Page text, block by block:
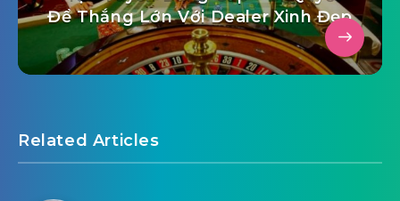
Để Thắng Lớn Với Dealer Xinh Đẹp
Related Articles